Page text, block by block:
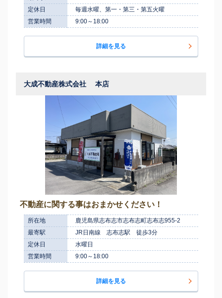
定休日
毎週水曜、第一・第三・第五火曜
営業時間
9:00～18:00
詳細を見る
大成不動産株式会社 本店
不動産に関する事はおまかせください！
所在地
鹿児島県志布志市志布志町志布志955-2
最寄駅
JR日南線 志布志駅 徒歩3分
定休日
水曜日
営業時間
9:00～18:00
詳細を見る